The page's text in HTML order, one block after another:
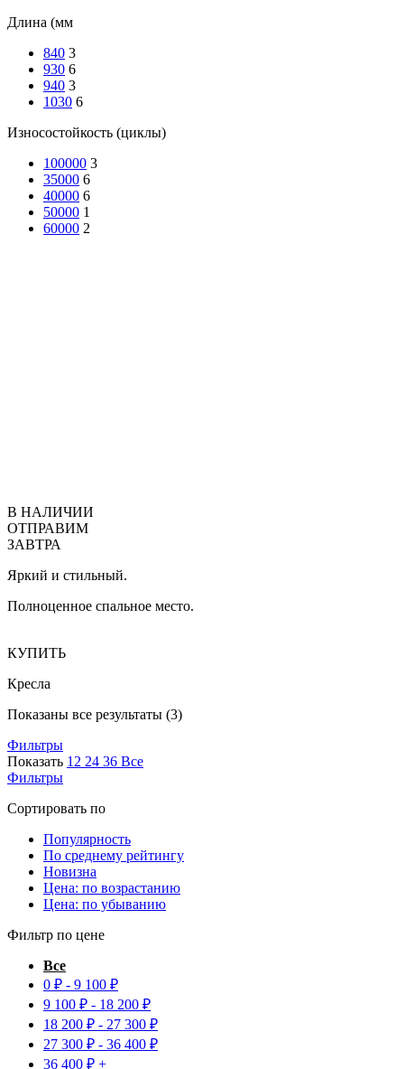
Длина (мм
840 3
930 6
940 3
1030 6
Износостойкость (циклы)
100000 3
35000 6
40000 6
50000 1
60000 2
В НАЛИЧИИ
ОТПРАВИМ
ЗАВТРА
Яркий и стильный.
Полноценное спальное место.
КУПИТЬ
Кресла
Показаны все результаты (3)Сортировка:
Фильтры
Показать 12 24 36 Все
Фильтры
Сортировать по
Популярность
По среднему рейтингу
Новизна
Цена: по возрастанию
Цена: по убыванию
Фильтр по цене
Все
0 ₽ - 9 100 ₽
9 100 ₽ - 18 200 ₽
18 200 ₽ - 27 300 ₽
27 300 ₽ - 36 400 ₽
36 400 ₽ +